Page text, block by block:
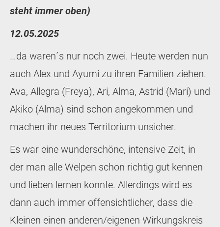
steht immer oben)
12.05.2025
…da waren´s nur noch zwei. Heute werden nun
auch Alex und Ayumi zu ihren Familien ziehen.
Ava, Allegra (Freya), Ari, Alma, Astrid (Mari) und
Akiko (Alma) sind schon angekommen und
machen ihr neues Territorium unsicher.
Es war eine wunderschöne, intensive Zeit, in
der man alle Welpen schon richtig gut kennen
und lieben lernen konnte. Allerdings wird es
dann auch immer offensichtlicher, dass die
Kleinen einen anderen/eigenen Wirkungskreis